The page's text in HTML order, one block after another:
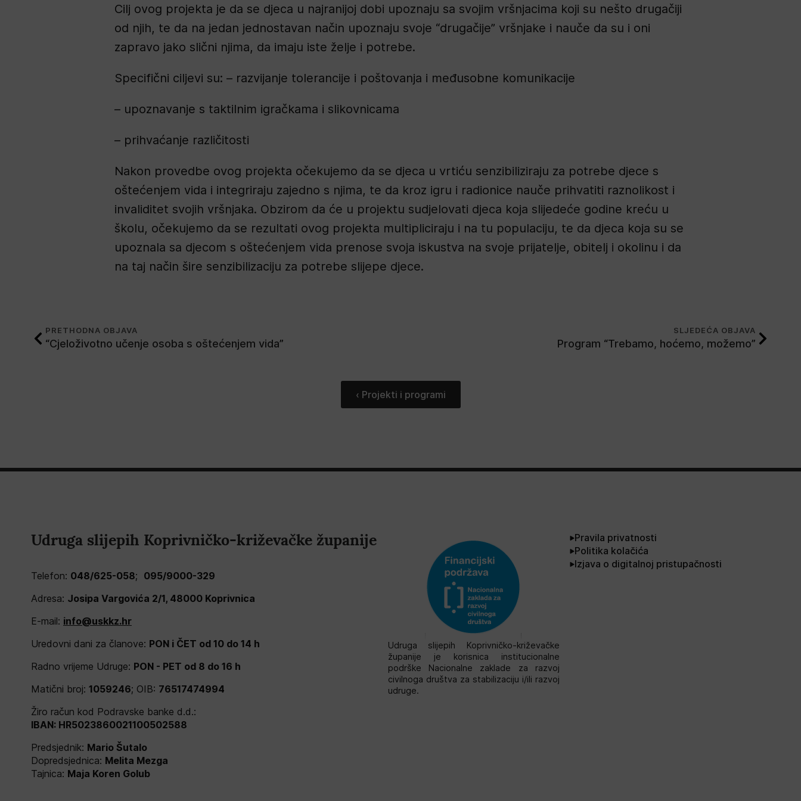
Cilj ovog projekta je da se djeca u najranijoj dobi upoznaju sa svojim vršnjacima koji su nešto drugačiji
od njih, te da na jedan jednostavan način upoznaju svoje “drugačije” vršnjake i nauče da su i oni
zapravo jako slični njima, da imaju iste želje i potrebe.
Specifični ciljevi su: – razvijanje tolerancije i poštovanja i međusobne komunikacije
– upoznavanje s taktilnim igračkama i slikovnicama
– prihvaćanje različitosti
Nakon provedbe ovog projekta očekujemo da se djeca u vrtiću senzibiliziraju za potrebe djece s
oštećenjem vida i integriraju zajedno s njima, te da kroz igru i radionice nauče prihvatiti raznolikost i
invaliditet svojih vršnjaka. Obzirom da će u projektu sudjelovati djeca koja slijedeće godine kreću u
školu, očekujemo da se rezultati ovog projekta multipliciraju i na tu populaciju, te da djeca koja su se
upoznala sa djecom s oštećenjem vida prenose svoja iskustva na svoje prijatelje, obitelj i okolinu i da
na taj način šire senzibilizaciju za potrebe slijepe djece.
PRETHODNA OBJAVA
“Cjeloživotno učenje osoba s oštećenjem vida”
SLJEDEĆA OBJAVA
Program “Trebamo, hoćemo, možemo”
‹ Projekti i programi
Udruga slijepih Koprivničko-križevačke županije
Telefon: 048/625-058; 095/9000-329
Adresa: Josipa Vargovića 2/1, 48000 Koprivnica
E-mail: info@uskkz.hr
Uredovni dani za članove: PON i ČET od 10 do 14 h
Radno vrijeme Udruge: PON - PET od 8 do 16 h
Matični broj: 1059246; OIB: 76517474994
Žiro račun kod Podravske banke d.d.:
IBAN: HR5023860021100502588
Predsjednik: Mario Šutalo
Dopredsjednica: Melita Mezga
Tajnica: Maja Koren Golub
Udruga slijepih Koprivničko-križevačke
županije je korisnica institucionalne
podrške Nacionalne zaklade za razvoj
civilnoga društva za stabilizaciju i/ili razvoj
udruge.
Pravila privatnosti
Politika kolačića
Izjava o digitalnoj pristupačnosti